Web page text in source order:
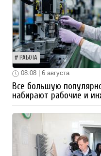
РАБОТА
08:08 | 6 августа
Все большую
набирают рабочие и